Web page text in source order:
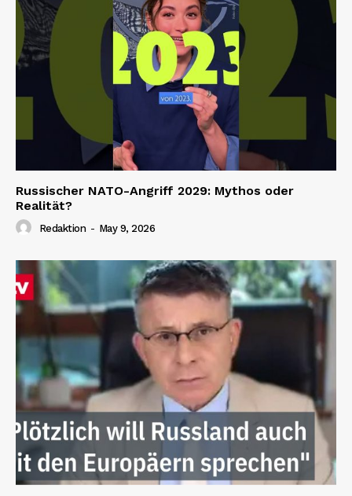
Russischer NATO-Angriff 2029: Mythos oder
Realität?
Redaktion - May 9, 2026